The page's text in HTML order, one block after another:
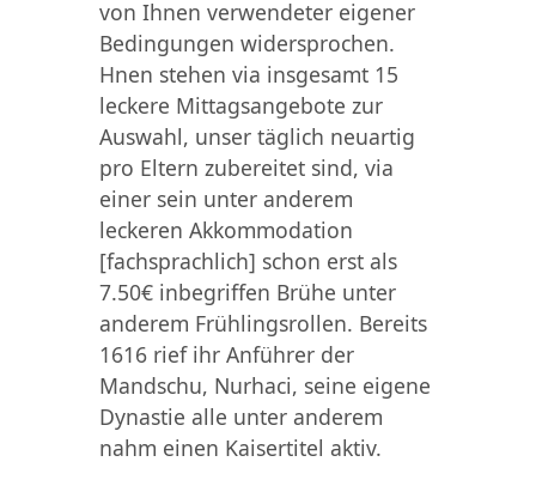
von Ihnen verwendeter eigener
Bedingungen widersprochen.
Hnen stehen via insgesamt 15
leckere Mittagsangebote zur
Auswahl, unser täglich neuartig
pro Eltern zubereitet sind, via
einer sein unter anderem
leckeren Akkommodation
[fachsprachlich] schon erst als
7.50€ inbegriffen Brühe unter
anderem Frühlingsrollen. Bereits
1616 rief ihr Anführer der
Mandschu, Nurhaci, seine eigene
Dynastie alle unter anderem
nahm einen Kaisertitel aktiv.